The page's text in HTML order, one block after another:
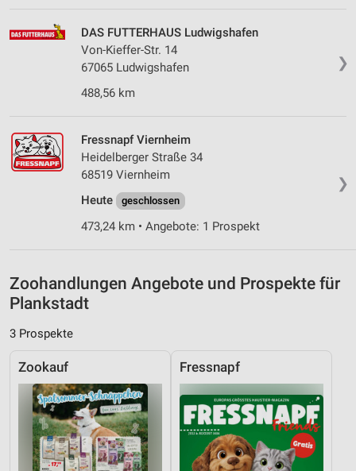
❯
DAS FUTTERHAUS Ludwigshafen
Von-Kieffer-Str. 14
67065 Ludwigshafen
488,56 km
❯
Fressnapf Viernheim
Heidelberger Straße 34
68519 Viernheim
Heute
geschlossen
473,24 km • Angebote: 1 Prospekt
Zoohandlungen Angebote und Prospekte für
Plankstadt
3 Prospekte
Zookauf Fressnapf
Verwendung von Profilen zur Auswahl
personalisierter Inhalte
Messung der Werbeleistung
Analyse von Zielgruppen durch Statistiken oder
Kombinationen von Daten aus verschiedenen
Quellen
Entwicklung und Verbesserung der Angebote
Verwendung reduzierter Daten zur Auswahl von
Verwendung genauer Standortdaten
Geräte anhand von aktiv angeforderten
Informationen identifizieren
Nicht-IAB-Verarbeitungszwecke:
Notwendig
Performance
Funktional